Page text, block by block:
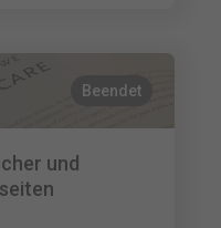
Beendet
und